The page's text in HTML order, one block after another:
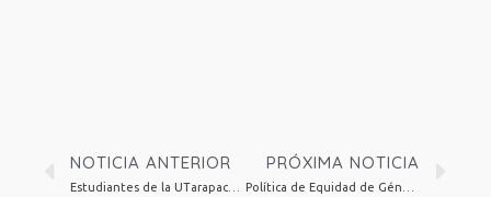
NOTICIA ANTERIOR PRÓXIMA NOTICIA